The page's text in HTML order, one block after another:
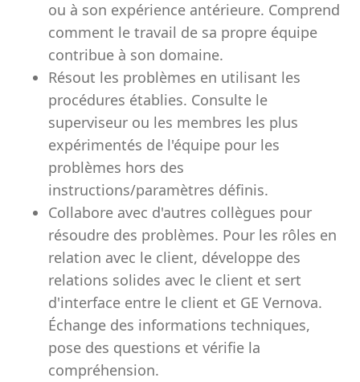
ou à son expérience antérieure. Comprend
comment le travail de sa propre équipe
contribue à son domaine.
Résout les problèmes en utilisant les
procédures établies. Consulte le
superviseur ou les membres les plus
expérimentés de l'équipe pour les
problèmes hors des
instructions/paramètres définis.
Collabore avec d'autres collègues pour
résoudre des problèmes. Pour les rôles en
relation avec le client, développe des
relations solides avec le client et sert
d'interface entre le client et GE Vernova.
Échange des informations techniques,
pose des questions et vérifie la
compréhension.